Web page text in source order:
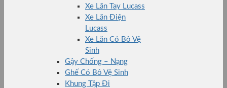
Xe Lăn Tay Lucass
Xe Lăn Điện
Lucass
Xe Lăn Có Bô Vệ
Sinh
Gậy Chống – Nạng
Ghế Có Bô Vệ Sinh
Khung Tập Đi